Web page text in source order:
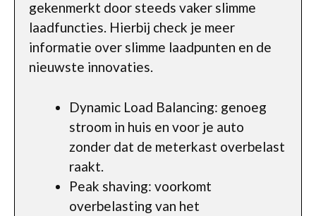
gekenmerkt door steeds vaker slimme
laadfuncties. Hierbij check je meer
informatie over slimme laadpunten en de
nieuwste innovaties.
Dynamic Load Balancing: genoeg
stroom in huis en voor je auto
zonder dat de meterkast overbelast
raakt.
Peak shaving: voorkomt
overbelasting van het